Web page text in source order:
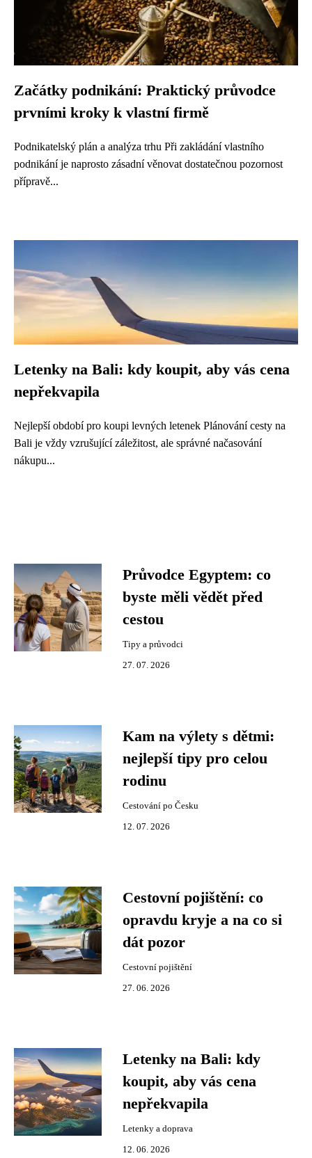
Začátky podnikání: Praktický průvodce
prvními kroky k vlastní firmě
Podnikatelský plán a analýza trhu Při zakládání vlastního
podnikání je naprosto zásadní věnovat dostatečnou pozornost
přípravě...
Letenky na Bali: kdy koupit, aby vás cena
nepřekvapila
Nejlepší období pro koupi levných letenek Plánování cesty na
Bali je vždy vzrušující záležitost, ale správné načasování
nákupu...
Průvodce Egyptem: co
byste měli vědět před
cestou
Tipy a průvodci
27. 07. 2026
Kam na výlety s dětmi:
nejlepší tipy pro celou
rodinu
Cestování po Česku
12. 07. 2026
Cestovní pojištění: co
opravdu kryje a na co si
dát pozor
Cestovní pojištění
27. 06. 2026
Letenky na Bali: kdy
koupit, aby vás cena
nepřekvapila
Letenky a doprava
12. 06. 2026